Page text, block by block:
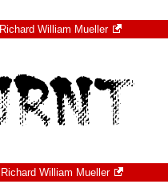
Richard William Mueller
Richard William Mueller